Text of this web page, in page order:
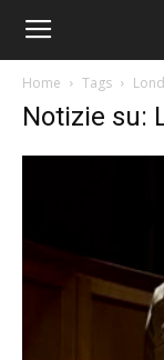
Home Tags
Notizie su: